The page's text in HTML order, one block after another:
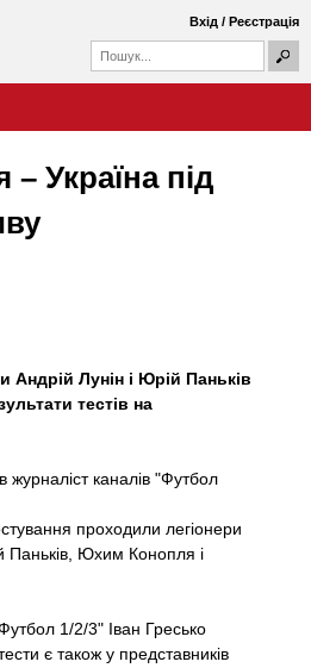
о
у
о
а
о
ш
Вхід / Реєстрація
Україна під
Андрій Лунін і Юрій Паньків
тестів на
журналіст каналів "Футбол
проходили легіонери
Паньків, Юхим Конопля і
1/2/3" Іван Гресько
є також у представників